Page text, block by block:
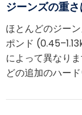
ジーンズの重
ほとんどのジー
ポンド
によって異なり
どの追加のハー